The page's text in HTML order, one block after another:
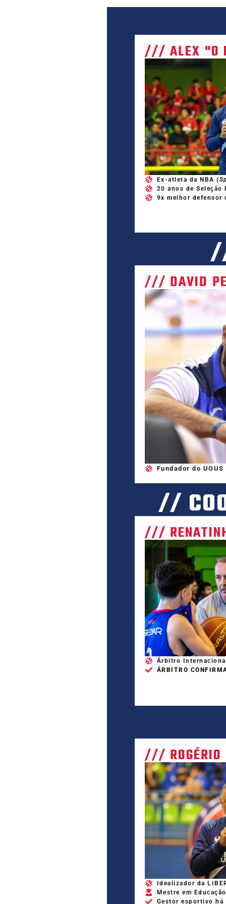
/// ALEX "O
Ex-atleta da NBA (
20 anos de Seleção
9x melhor defensor
/// DAVID
Fundador do UOUS
//
///
Árbitro
ÁRBITRO
/// ROGÉRIO
Idealizador da
Mestre em Educação
Gestor esportivo há